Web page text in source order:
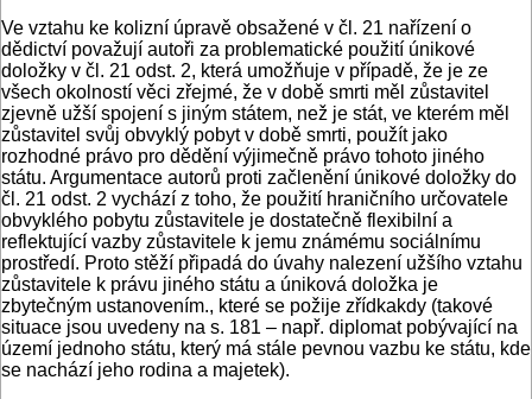
Ve vztahu ke kolizní úpravě obsažené v čl. 21 nařízení o
dědictví považují autoři za problematické použití únikové
doložky v čl. 21 odst. 2, která umožňuje v případě, že je ze
všech okolností věci zřejmé, že v době smrti měl zůstavitel
zjevně užší spojení s jiným státem, než je stát, ve kterém měl
zůstavitel svůj obvyklý pobyt v době smrti, použít jako
rozhodné právo pro dědění výjimečně právo tohoto jiného
státu. Argumentace autorů proti začlenění únikové doložky do
čl. 21 odst. 2 vychází z toho, že použití hraničního určovatele
obvyklého pobytu zůstavitele je dostatečně flexibilní a
reflektující vazby zůstavitele k jemu známému sociálnímu
prostředí. Proto stěží připadá do úvahy nalezení užšího vztahu
zůstavitele k právu jiného státu a úniková doložka je
zbytečným ustanovením., které se požije zřídkakdy (takové
situace jsou uvedeny na s. 181 – např. diplomat pobývající na
území jednoho státu, který má stále pevnou vazbu ke státu, kde
se nachází jeho rodina a majetek).